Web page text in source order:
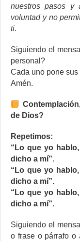
nuestros pasos y
voluntad y no
ti.
Siguiendo el
personal?
Cada uno pone
Amén.
de Dios?
Repetimos:
“Lo que yo
dicho a mí”.
“Lo que yo
dicho a mí”.
“Lo que yo
dicho a mí”.
Siguiendo el
o frase o párrafo o